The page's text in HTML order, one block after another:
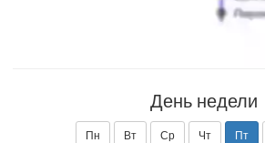
День недели
Пн Вт Ср Чт Пт